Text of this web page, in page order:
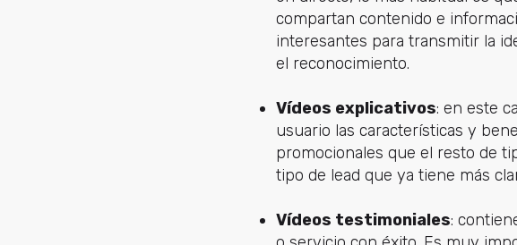
compartan contenido e
interesantes para transmitir la
el reconocimiento.
Vídeos explicativos: en este
usuario las características y
promocionales que el resto de
tipo de lead que ya tiene más
Vídeos testimoniales: